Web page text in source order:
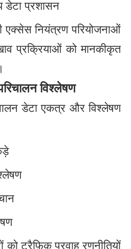
डेटा प्रशासन
एक्सेस नियंत्रण परियोजनाओं
प्रक्रियाओं को मानकीकृत
विश्लेषण
डेटा एकत्र और विश्लेषण
को ट्रैफ़िक प्रवाह रणनीतियों